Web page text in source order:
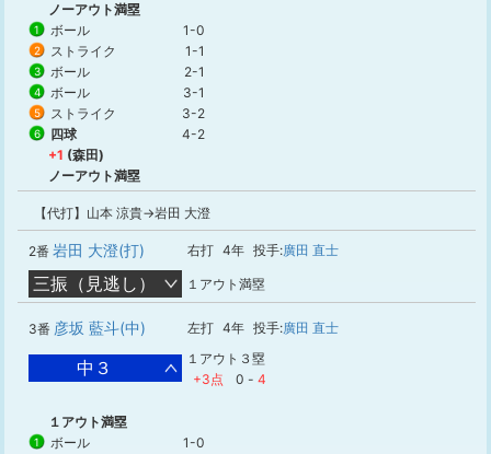
ノーアウト満塁
1 ボール 1-0
2 ストライク 1-1
3 ボール 2-1
4 ボール 3-1
5 ストライク 3-2
6 四球
4-2
+1 (森田)
ノーアウト満塁
【代打】山本 涼貴→岩田 大澄
2番 岩田 大澄(打) 右打 4年 投手:廣田 直士
三振（見逃し） １アウト満塁
3番 彦坂 藍斗(中) 左打 4年 投手:廣田 直士
中３
１アウト３塁
+3点
0 - 4
１アウト満塁
1 ボール 1-0